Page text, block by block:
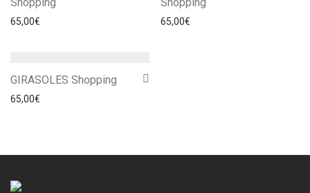
65,00€ 65,00€
GIRASOLES Shopping
65,00€